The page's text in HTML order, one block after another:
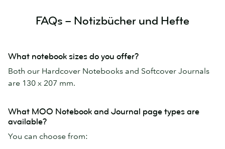
FAQs – Notizbücher und Hefte
What notebook sizes do you offer?
Both our Hardcover Notebooks and Softcover Journals
are 130 x 207 mm.
What MOO Notebook and Journal page types are
available?
You can choose from: